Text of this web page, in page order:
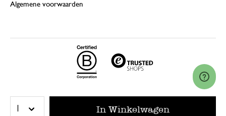
In Winkelwagen
Algemene voorwaarden
© 2026 Dille & Kamille (Nederland) B.V.